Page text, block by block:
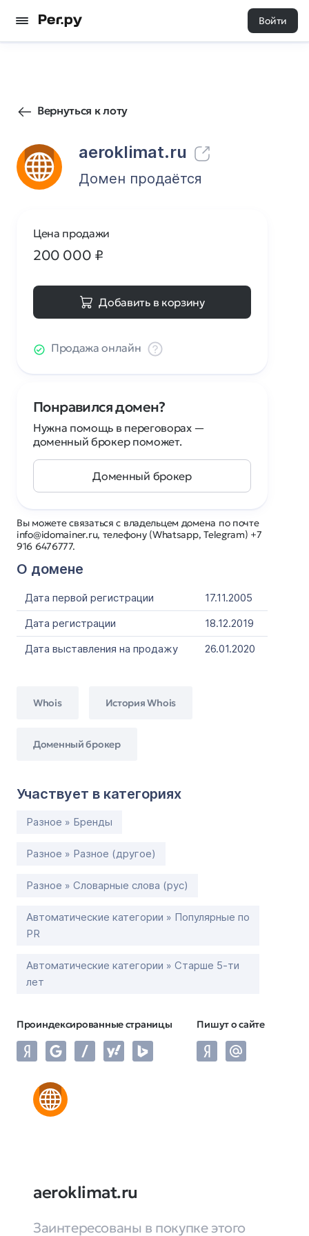
Войти
Вернуться к лоту
aeroklimat.ru
97 0
Домен продаётся
Вы можете связаться с владельцем домена по почте
info@idomainer.ru, телефону (Whatsapp, Telegram) +7
916 6476777.
О домене
Дата первой регистрации
17.11.2005
Дата регистрации
18.12.2019
Дата выставления на продажу
26.01.2020
Whois История Whois
Доменный брокер
Участвует в категориях
Разное » Бренды
Разное » Разное (другое)
Разное » Словарные слова (рус)
Автоматические категории » Популярные по
PR
Автоматические категории » Старше 5-ти
лет
Проиндексированные страницы Пишут о сайте
Цена продажи
200 000 ₽
Добавить в корзину
Продажа онлайн
Понравился домен?
Нужна помощь в переговорах —
доменный брокер поможет.
Доменный брокер
aeroklimat.ru
Заинтересованы в покупке этого